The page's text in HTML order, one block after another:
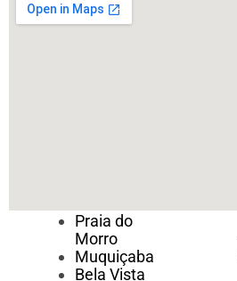
Praia do
Morro
Muquiçaba
Bela Vista